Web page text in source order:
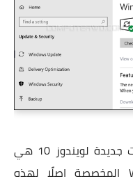
الطريقة الرئيسية لتنزيل أي تحديثات جديدة لويندوز 10 هي
باستخدام خدمة Windows Update المخصصة اصلًا لهذه